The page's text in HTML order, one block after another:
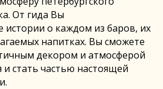
От гида Вы
истории о каждом из баров, их
напитках. Вы сможете
декором и атмосферой
и стать частью настоящей